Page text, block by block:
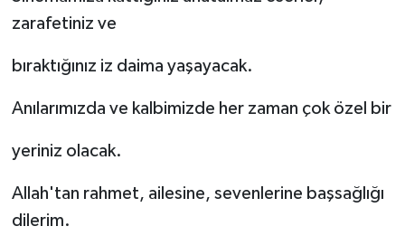
zarafetiniz ve
bıraktığınız iz daima yaşayacak.
Anılarımızda ve kalbimizde her zaman çok özel bir
yeriniz olacak.
Allah'tan rahmet, ailesine, sevenlerine başsağlığı
dilerim.